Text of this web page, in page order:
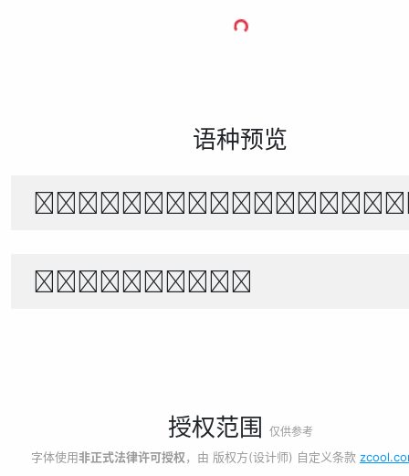
语种预览
The quick brown
1234567890
授权范围 仅供参考
字体使用非正式法律许可授权，由 版权方(设计师) 自定义条款